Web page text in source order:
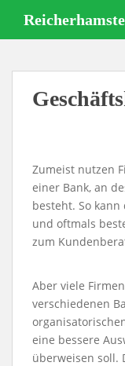
i
Zumeist nutzen
einer Bank, an
besteht. So
und oftmals
zum
Aber viele
verschiedenen
eine bessere
überweisen soll.